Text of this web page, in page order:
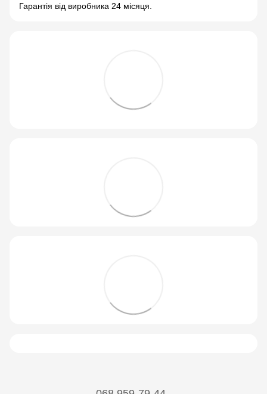
Гарантія від виробника 24 місяця.